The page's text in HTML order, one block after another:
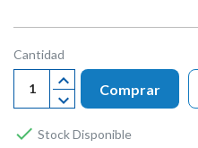
Cantidad
Comprar
 Stock Disponible